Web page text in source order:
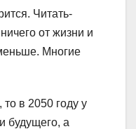
Читать-
от жизни и
Многие
в 2050 году у
будущего, а